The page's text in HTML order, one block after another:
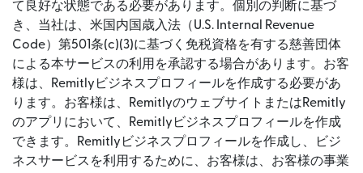
て良好な状態である必要があります。個別の判断に基づ
き、当社は、米国内国歳入法（U.S. Internal Revenue
Code）第501条(c)(3)に基づく免税資格を有する慈善団体
による本サービスの利用を承認する場合があります。お客
様は、Remitlyビジネスプロフィールを作成する必要があ
ります。お客様は、RemitlyのウェブサイトまたはRemitly
のアプリにおいて、Remitlyビジネスプロフィールを作成
できます。Remitlyビジネスプロフィールを作成し、ビジ
ネスサービスを利用するために、お客様は、お客様の事業